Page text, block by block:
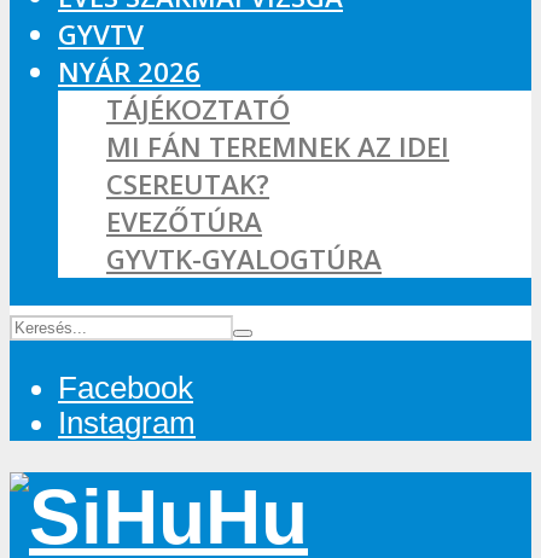
GYVTV
NYÁR 2026
TÁJÉKOZTATÓ
MI FÁN TEREMNEK AZ IDEI
CSEREUTAK?
EVEZŐTÚRA
GYVTK-GYALOGTÚRA
Facebook
Instagram